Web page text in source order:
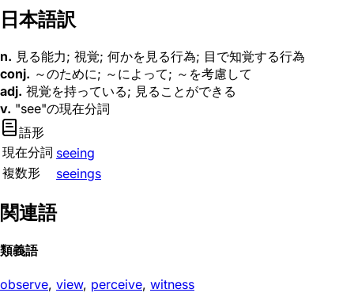
日本語訳
n. 見る能力; 視覚; 何かを見る行為; 目で知覚する行為
conj. ～のために; ～によって; ～を考慮して
adj. 視覚を持っている; 見ることができる
v. "see"の現在分詞
語形
現在分詞 seeing
複数形
seeings
関連語
類義語
observe, view, perceive, witness